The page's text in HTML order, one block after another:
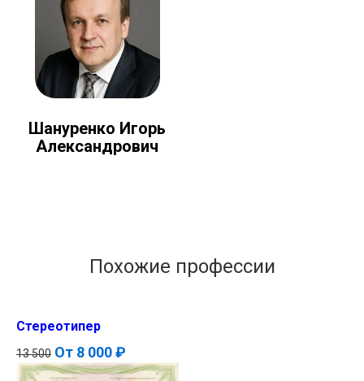
Шануренко Игорь
Александрович
Похожие профессии
Стереотипер
13 500 От 8 000 ₽